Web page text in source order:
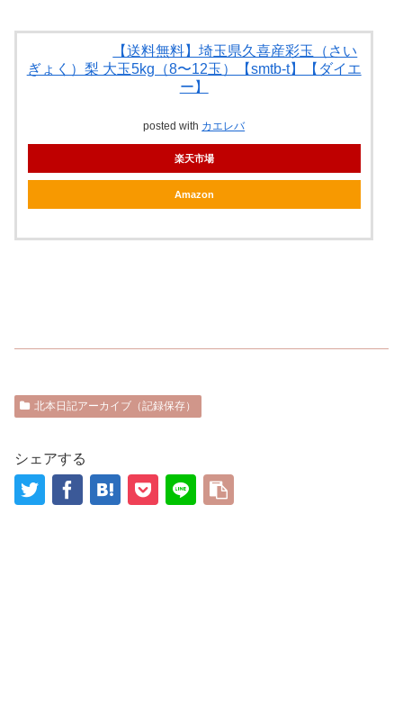
【送料無料】埼玉県久喜産彩玉（さい
ぎょく）梨 大玉5kg（8〜12玉）【smtb-t】【ダイエ
ー】
posted with カエレバ
楽天市場
Amazon
北本日記アーカイブ（記録保存）
シェアする